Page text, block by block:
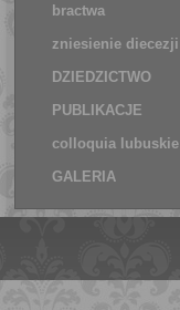
bractwa
zniesienie diecezji
DZIEDZICTWO
PUBLIKACJE
colloquia lubuskie
GALERIA